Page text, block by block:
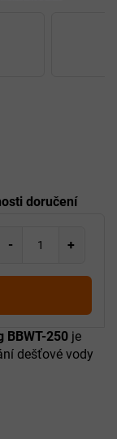
doručení
BBWT-250 je
dešťové vody